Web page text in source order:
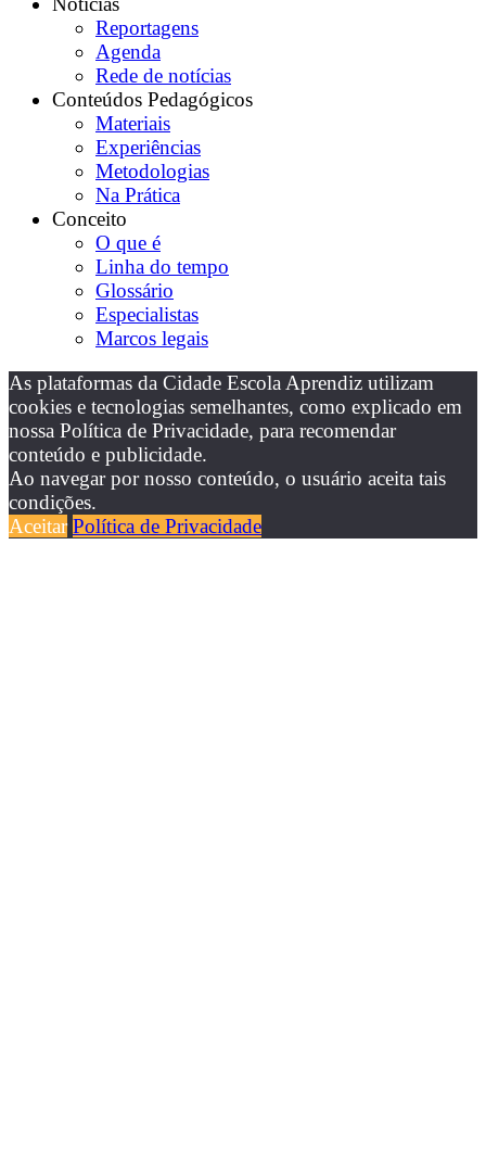
Reportagens
Agenda
Rede de notícias
Conteúdos Pedagógicos
Materiais
Experiências
Metodologias
Na Prática
Conceito
O que é
Linha do tempo
Glossário
Especialistas
Marcos legais
As plataformas da Cidade Escola Aprendiz utilizam
cookies e tecnologias semelhantes, como explicado em
nossa Política de Privacidade, para recomendar
conteúdo e publicidade.
Ao navegar por nosso conteúdo, o usuário aceita tais
condições.
Aceitar Política de Privacidade